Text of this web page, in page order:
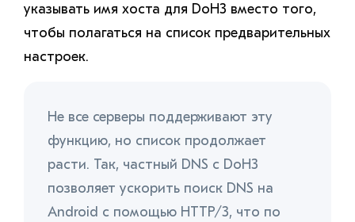
указывать имя хоста для DoH3 вместо того,
чтобы полагаться на список предварительных
настроек.
Не все серверы поддерживают эту
функцию, но список продолжает
расти. Так, частный DNS с DoH3
позволяет ускорить поиск DNS на
Android с помощью HTTP/3, что по